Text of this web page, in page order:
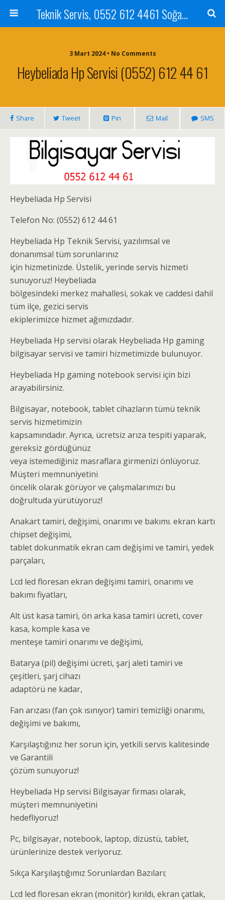
Teknik Servis, 0552 612 4461 Soğanlık Bilgisayar Teknik Servisi ve Tamiri
3 Mart 2024 • No Comments
Heybeliada Hp Servisi (0552) 612 44 61
Share Tweet Pin Mail SMS
Heybeliada Hp Servisi
Telefon No: (0552) 612 44 61
Heybeliada Hp Teknik Servisi, yazılımsal ve
donanımsal tüm sorunlarınız
için hizmetinizde. Üstelik, yerinde servis hizmeti
sunuyoruz! Heybeliada
bölgesindeki merkez mahallesi, sokak ve caddesi dahil
tüm ilçe, gezici servis
ekiplerimizce hizmet ağımızdadır.
Heybeliada Hp servisi olarak Heybeliada Hp gaming
bilgisayar servisi ve tamiri hizmetimizde bulunuyor.
Heybeliada Hp gaming notebook servisi için bizi
arayabilirsiniz.
Bilgisayar, notebook, tablet cihazların tümü teknik
servis hizmetimizin
kapsamındadır. Ayrıca, ücretsiz arıza tespiti yaparak,
gereksiz gördüğünüz
veya istemediğiniz masraflara girmenizi önlüyoruz.
Müşteri memnuniyetini
öncelik olarak görüyor ve çalışmalarımızı bu
doğrultuda yürütüyoruz!
Anakart tamiri, değişimi, onarımı ve bakımı. ekran kartı
chipset değişimi,
tablet dokunmatik ekran cam değişimi ve tamiri, yedek
parçaları,
Lcd led floresan ekran değişimi tamiri, onarımı ve
bakımı fiyatları,
Alt üst kasa tamiri, ön arka kasa tamiri ücreti, cover
kasa, komple kasa ve
menteşe tamiri onarımı ve değişimi,
Batarya (pil) değişimi ücreti, şarj aleti tamiri ve
çeşitleri, şarj cihazı
adaptörü ne kadar,
Fan arızası (fan çok ısınıyor) tamiri temizliği onarımı,
değişimi ve bakımı,
Karşılaştığınız her sorun için, yetkili servis kalitesinde
ve Garantili
çözüm sunuyoruz!
Heybeliada Hp servisi Bilgisayar firması olarak,
müşteri memnuniyetini
hedefliyoruz!
Pc, bilgisayar, notebook, laptop, dizüstü, tablet,
ürünlerinize destek veriyoruz.
Sıkça Karşılaştığımız Sorunlardan Bazıları;
Lcd led floresan ekran (monitör) kırıldı, ekran çatlak,